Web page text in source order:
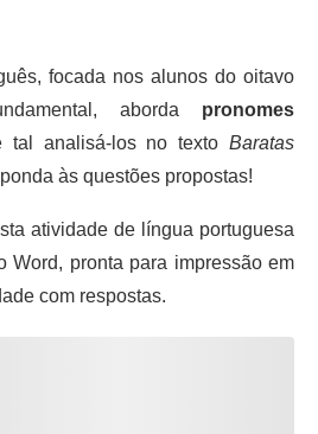
focada nos alunos do oitavo
aborda pronomes
tal analisá-los no texto Baratas
às questões propostas!
atividade de língua portuguesa
Word, pronta para impressão em
com respostas.